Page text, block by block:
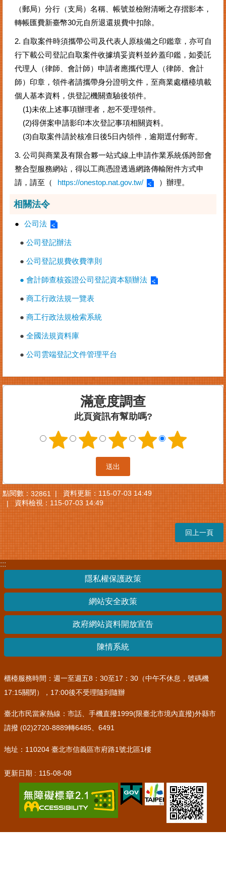
（郵局）分行（支局）名稱、帳號並檢附清晰之存摺影本，
轉帳匯費新臺幣30元自所退還規費中扣除。
2. 自取案件時須攜帶公司及代表人原核備之印鑑章，亦可自
行下載公司登記自取案件收據填妥資料並鈐蓋印鑑，如委託
代理人（律師、會計師）申請者應攜代理人（律師、會計
師）印章，領件者請攜帶身分證明文件，至商業處櫃檯填載
個人基本資料，供登記機關查驗後領件。
(1)未依上述事項辦理者，恕不受理領件。
(2)得併案申請影印本次登記事項相關資料。
(3)自取案件請於核准日後5日內領件，逾期逕付郵寄。
3. 公司與商業及有限合夥一站式線上申請作業系統係跨部會
整合型服務網站，得以工商憑證透過網路傳輸附件方式申
請，請至（
https://onestop.nat.gov.tw/ ）辦理。
相關法令
● 公司法
● 公司登記辦法
● 公司登記規費收費準則
● 會計師查核簽證公司登記資本額辦法
● 商工行政法規一覽表
● 商工行政法規檢索系統
● 全國法規資料庫
● 公司雲端登記文件管理平台
滿意度調查
此頁資訊有幫助嗎?
點閱數： 32861 資料更新： 115-07-03 14:49
資料檢視：115-07-03 14:49
回上一頁
:::
隱私權保護政策
網站安全政策
政府網站資料開放宣告
陳情系統
櫃檯服務時間：週一至週五8：30至17：30（中午不休息，號碼機
17:15關閉），17:00後不受理隨到隨辦
臺北市民當家熱線：市話、手機直撥1999(限臺北市境內直撥)外縣市
請撥 (02)2720-8889轉6485、6491
地址：110204 臺北市信義區市府路1號北區1樓
更新日期 115-08-08